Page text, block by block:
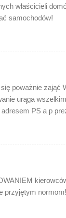
właścicieli
samochodów!
poważnie
urąga
PS a p
przyjętym